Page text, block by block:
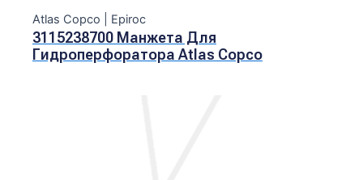
Atlas Copco | Epiroc
3115238700 Манжета Для
Гидроперфоратора Atlas Copco